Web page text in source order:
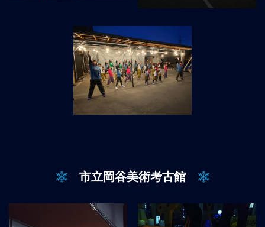
市立岡谷美術考古館